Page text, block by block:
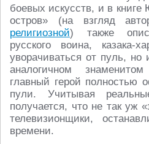
боевых искусств, и в
остров» (на взгляд
религиозной) также
русского воина, казака-
уворачиваться от пуль,
аналогичном
главный герой полностью
пули. Учитывая
получается, что не так уж
телевизионщики,
времени.